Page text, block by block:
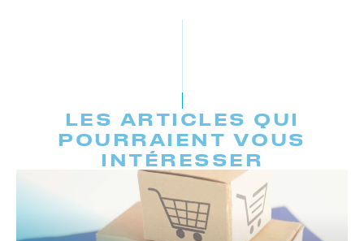
LES ARTICLES QUI
POURRAIENT VOUS
INTÉRESSER